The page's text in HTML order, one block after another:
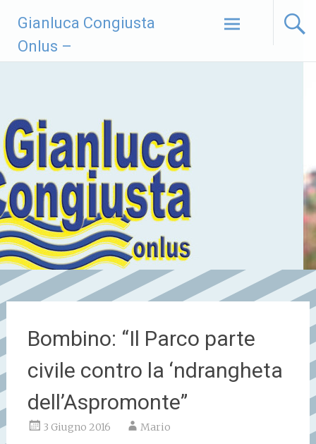
contenuto
Gianluca Congiusta
Onlus –
Bombino: “Il Parco parte
civile contro la ‘ndrangheta
dell’Aspromonte”
3 Giugno 2016 Mario